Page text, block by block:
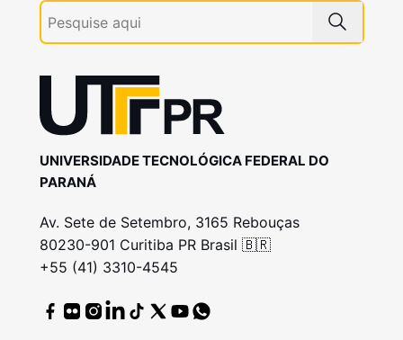
UNIVERSIDADE TECNOLÓGICA FEDERAL DO
PARANÁ
Av. Sete de Setembro, 3165 Rebouças
80230-901 Curitiba PR Brasil 🇧🇷
+55 (41) 3310-4545